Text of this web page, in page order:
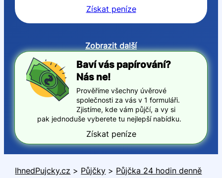
Získat peníze
Zobrazit další
Baví vás papírování?
Nás ne!
Prověříme všechny úvěrové
společnosti za vás v 1 formuláři.
Zjistíme, kde vám půjčí, a vy si
pak jednoduše vyberete tu nejlepší nabídku.
Získat peníze
IhnedPujcky.cz > Půjčky > Půjčka 24 hodin denně